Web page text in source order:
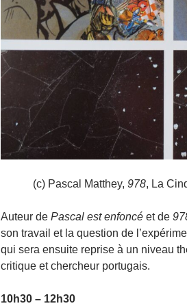
(c) Pascal Matthey, 978, La
Auteur de Pascal est enfoncé et de
son travail et la question de
qui sera ensuite reprise à un niveau
critique et chercheur portugais.
10h30 – 12h30